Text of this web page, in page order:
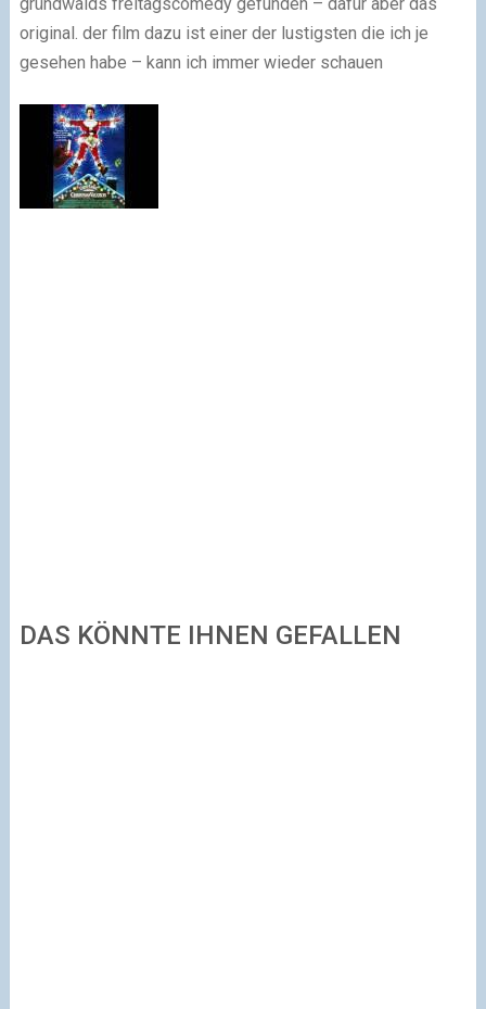
original. der film dazu ist einer der lustigsten die ich je
gesehen habe – kann ich immer wieder schauen
DAS KÖNNTE IHNEN GEFALLEN